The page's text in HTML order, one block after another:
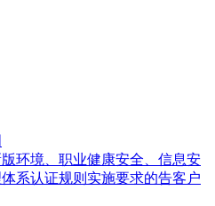
环境、职业健康安全、信息安
系认证规则实施要求的告客户